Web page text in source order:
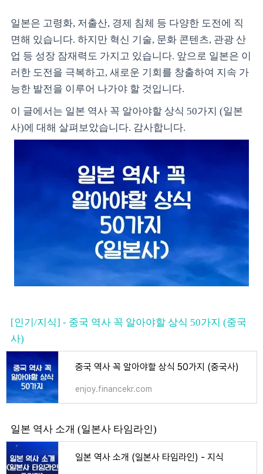
일본은 고령화, 저출산, 경제 침체 등 다양한 도전에 직
면해 있습니다. 하지만 혁신 기술, 문화 콘텐츠, 관광 산
업 등 성장 잠재력도 가지고 있습니다. 앞으로 일본은 이
러한 도전을 극복하고, 새로운 기회를 창출하여 지속 가
능한 발전을 이루어 나가야 할 것입니다.
이 글에서는 일본 역사 꼭 알아야할 상식 50가지 (일본
사)에 대해 살펴보았습니다. 감사합니다.
[인기/지식] - 중국 역사 꼭 알아야할 상식 50가지 (중국
사)
중국 역사 꼭 알아야할 상식 50가지 (중국사)
enjoy.financekr.com
일본 역사 소개 (일본사 타임라인)
일본 역사 소개 (일본사 타임라인) - 지식